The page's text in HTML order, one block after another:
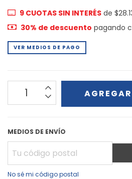
9CUOTAS SIN INTERÉSde
30% de descuento pagando
VER MEDIOS DE PAGO
MEDIOS DE ENVÍO
No sé mi código postal